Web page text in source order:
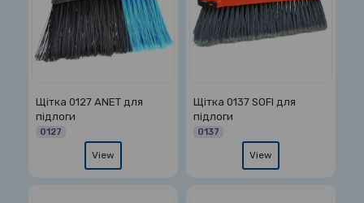
Щітка 0127 ANET для
підлоги
0127
View
Щітка 0137 SOFI для
підлоги
0137
View